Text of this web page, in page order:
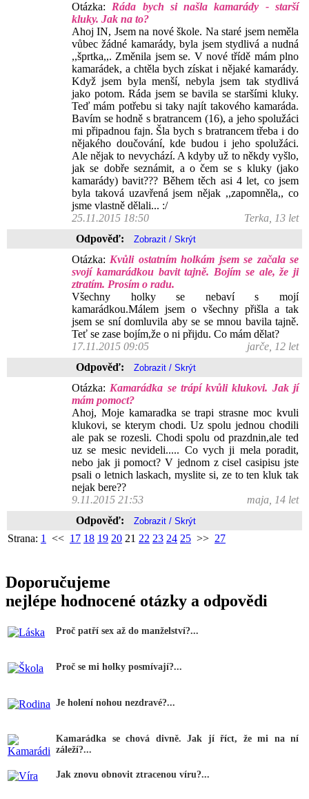
Otázka: Ráda bych si našla kamarády - starší
kluky. Jak na to?
Ahoj IN, Jsem na nové škole. Na staré jsem neměla
vůbec žádné kamarády, byla jsem stydlivá a nudná
,,šprtka,,. Změnila jsem se. V nové třídě mám plno
kamarádek, a chtěla bych získat i nějaké kamarády.
Když jsem byla menší, nebyla jsem tak stydlivá
jako potom. Ráda jsem se bavila se staršími kluky.
Teď mám potřebu si taky najít takového kamaráda.
Bavím se hodně s bratrancem (16), a jeho spolužáci
mi připadnou fajn. Šla bych s bratrancem třeba i do
nějakého doučování, kde budou i jeho spolužáci.
Ale nějak to nevychází. A kdyby už to někdy vyšlo,
jak se dobře seznámit, a o čem se s kluky (jako
kamarády) bavit??? Během těch asi 4 let, co jsem
byla taková uzavřená jsem nějak ,,zapomněla,, co
jsme vlastně dělali... :/
25.11.2015 18:50
Terka, 13 let
Odpověď:
Otázka: Kvůli ostatním holkám jsem se začala se
svojí kamarádkou bavit tajně. Bojím se ale, že ji
ztratím. Prosím o radu.
Všechny holky se nebaví s mojí
kamarádkou.Málem jsem o všechny přišla a tak
jsem se sní domluvila aby se se mnou bavila tajně.
Teť se zase bojím,že o ni přijdu. Co mám dělat?
17.11.2015 09:05
jarče, 12 let
Odpověď:
Otázka: Kamarádka se trápí kvůli klukovi. Jak jí
mám pomoct?
Ahoj, Moje kamaradka se trapi strasne moc kvuli
klukovi, se kterym chodi. Uz spolu jednou chodili
ale pak se rozesli. Chodi spolu od prazdnin,ale ted
uz se mesic nevideli..... Co vych ji mela poradit,
nebo jak ji pomoct? V jednom z cisel casipisu jste
psali o letnich laskach, myslite si, ze to ten kluk tak
nejak bere??
9.11.2015 21:53
maja, 14 let
Odpověď:
Strana: 1 << 17 18 19 20 21 22 23 24 25 >> 27
Doporučujeme
nejlépe hodnocené otázky a odpovědi
Proč patří sex až do manželství?...
Proč se mi holky posmívají?...
Je holení nohou nezdravé?...
Kamarádka se chová divně. Jak jí říct, že mi na ní
záleží?...
Jak znovu obnovit ztracenou víru?...